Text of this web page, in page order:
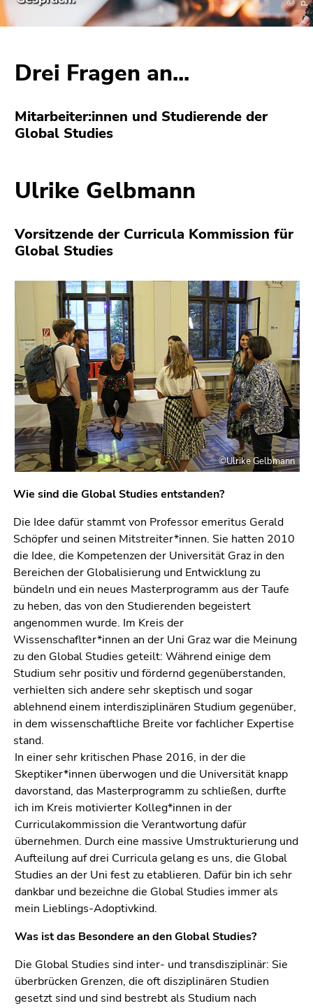
Sie diesen
Zum
Inhalt
1)
Zur
2)
Zur
(Zugriffstaste
3)
Unternavigation
(Zugriffstaste
Zu
den
Zusatzinformationen
(Zugriffstaste
5)
Zu
den
Seiteneinstellungen
(Benutzer/Sprache)
(Zugriffstaste
Zur
Suche
(Zugriffstaste
9)
Drei Fragen an...
Mitarbeiter:innen und Studierende der
Global Studies
Ulrike Gelbmann
Vorsitzende der Curricula Kommission für
Global Studies
©Ulrike Gelbmann
Wie sind die Global Studies entstanden?
Die Idee dafür stammt von Professor emeritus Gerald
Schöpfer und seinen Mitstreiter*innen. Sie hatten 2010
die Idee, die Kompetenzen der Universität Graz in den
Bereichen der Globalisierung und Entwicklung zu
bündeln und ein neues Masterprogramm aus der Taufe
zu heben, das von den Studierenden begeistert
angenommen wurde. Im Kreis der
Wissenschaflter*innen an der Uni Graz war die Meinung
zu den Global Studies geteilt: Während einige dem
Studium sehr positiv und fördernd gegenüberstanden,
verhielten sich andere sehr skeptisch und sogar
ablehnend einem interdisziplinären Studium gegenüber,
in dem wissenschaftliche Breite vor fachlicher Expertise
stand.
In einer sehr kritischen Phase 2016, in der die
Skeptiker*innen überwogen und die Universität knapp
davorstand, das Masterprogramm zu schließen, durfte
ich im Kreis motivierter Kolleg*innen in der
Curriculakommission die Verantwortung dafür
übernehmen. Durch eine massive Umstrukturierung und
Aufteilung auf drei Curricula gelang es uns, die Global
Studies an der Uni fest zu etablieren. Dafür bin ich sehr
dankbar und bezeichne die Global Studies immer als
mein Lieblings-Adoptivkind.
Was ist das Besondere an den Global Studies?
Die Global Studies sind inter- und transdisziplinär: Sie
überbrücken Grenzen, die oft disziplinären Studien
gesetzt sind und sind bestrebt als Studium nach